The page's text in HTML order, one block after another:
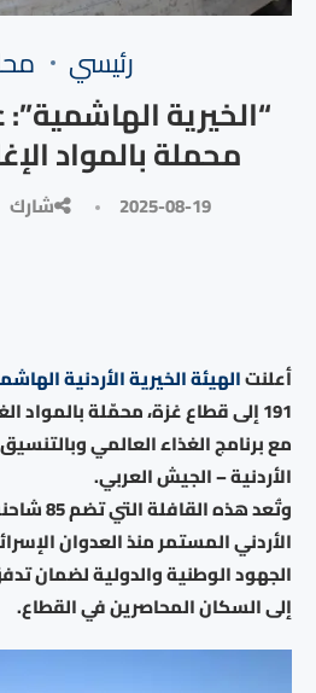
رئيسي
محملة بالمواد
2025-08-19 شارك
أعلنتالهيئة الخيرية الأردنية
191 إلى قطاع غزة، محمّلة بالمواد
مع برنامج الغذاء العالمي
الأردنية – الجيش العربي.
وتُعد هذه
الأردني المستمر منذ العدوان
الجهود الوطنية والدولية لضمان
إلى السكان المحاصرين في القطاع.